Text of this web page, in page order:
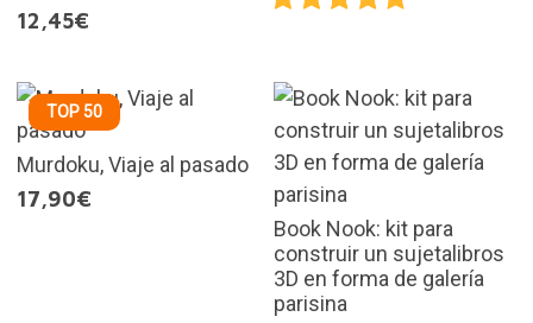
12,45€
TOP 50
Murdoku, Viaje al pasado
17,90€
Book Nook: kit para
construir un sujetalibros
3D en forma de galería
parisina